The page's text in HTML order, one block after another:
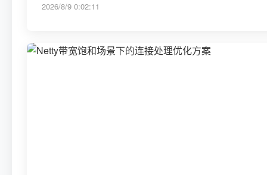
2026/8/9 0:02:11